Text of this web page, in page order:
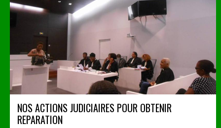
NOS ACTIONS JUDICIAIRES POUR OBTENIR
REPARATION